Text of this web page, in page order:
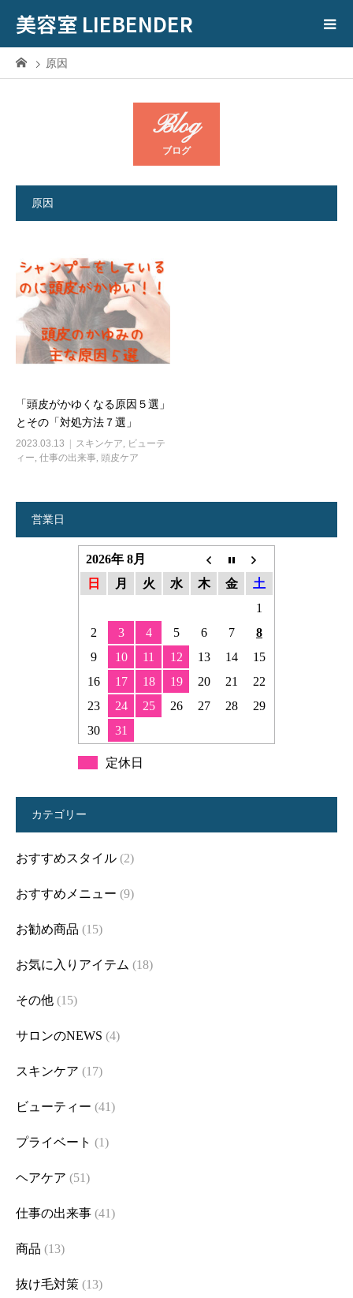
美容室 LIEBENDER
原因
Blog
ブログ
原因
「頭皮がかゆくなる原因５選」
とその「対処方法７選」
2023.03.13 スキンケア, ビューテ
ィー, 仕事の出来事, 頭皮ケア
営業日
2026年 8月
日
月 火 水 木 金
土
1
2
3 4 5 6 7
8
9
10 11 12 13 14
15
16
17 18 19 20 21
22
23
24 25 26 27 28
29
30
31
定休日
カテゴリー
おすすめスタイル (2)
おすすめメニュー (9)
お勧め商品 (15)
お気に入りアイテム (18)
その他 (15)
サロンのNEWS (4)
スキンケア (17)
ビューティー (41)
プライベート (1)
ヘアケア (51)
仕事の出来事 (41)
商品 (13)
抜け毛対策 (13)